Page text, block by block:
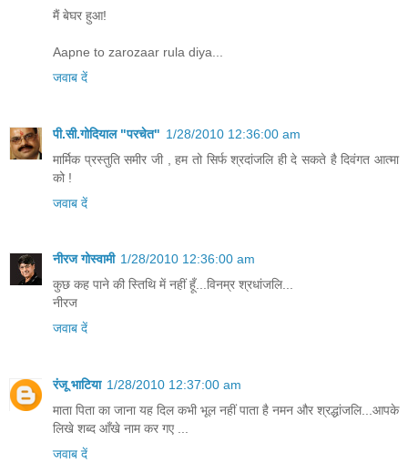
मैं बेघर हुआ!
Aapne to zarozaar rula diya...
जवाब दें
पी.सी.गोदियाल "परचेत" 1/28/2010 12:36:00 am
मार्मिक प्रस्तुति समीर जी , हम तो सिर्फ श्रदांजलि ही दे सकते है दिवंगत आत्मा
को !
जवाब दें
नीरज गोस्वामी 1/28/2010 12:36:00 am
कुछ कह पाने की स्तिथि में नहीं हूँ...विनम्र श्रधांजलि...
नीरज
जवाब दें
रंजू भाटिया 1/28/2010 12:37:00 am
माता पिता का जाना यह दिल कभी भूल नहीं पाता है नमन और श्रद्धांजलि...आपके
लिखे शब्द आँखे नाम कर गए ...
जवाब दें